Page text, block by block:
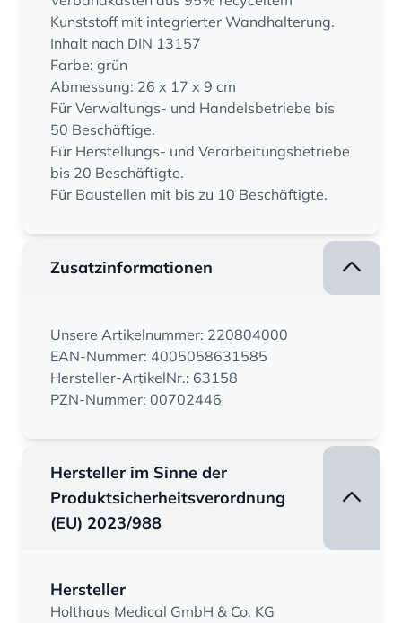
Kunststoff mit integrierter Wandhalterung.
Inhalt nach DIN 13157
Farbe: grün
Abmessung: 26 x 17 x 9 cm
Für Verwaltungs- und Handelsbetriebe bis
50 Beschäftige.
Für Herstellungs- und Verarbeitungsbetriebe
bis 20 Beschäftigte.
Für Baustellen mit bis zu 10 Beschäftigte.
Zusatzinformationen
Unsere Artikelnummer: 220804000
EAN-Nummer: 4005058631585
Hersteller-ArtikelNr.: 63158
PZN-Nummer: 00702446
Hersteller im Sinne der
Produktsicherheitsverordnung
(EU) 2023/988
Hersteller
Holthaus Medical GmbH & Co. KG